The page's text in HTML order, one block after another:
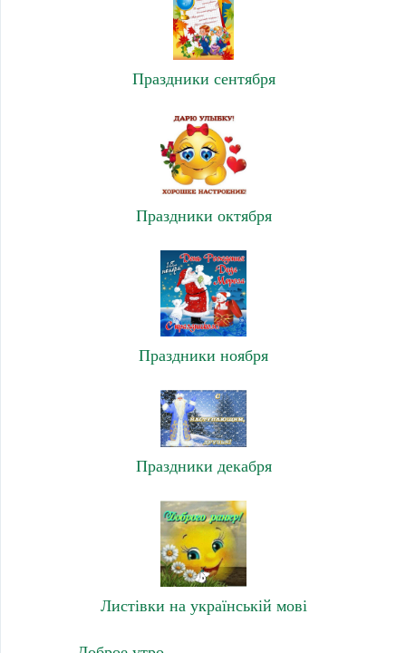
Праздники сентября
Праздники октября
Праздники ноября
Праздники декабря
Листівки на українській мові